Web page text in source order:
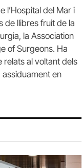
l’Hospital del Mar i
de llibres fruit de la
la Association
of Surgeons. Ha
relats al voltant dels
assiduament en